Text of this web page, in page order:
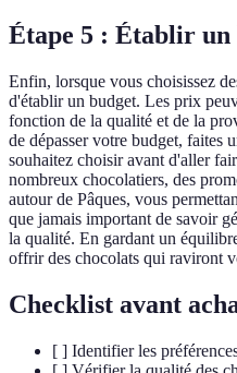
Étape 5 : Établir un
Enfin, lorsque vous choisissez
d'établir un budget. Les prix
fonction de la qualité et de la
de dépasser votre budget, faites
souhaitez choisir avant d'aller
nombreux chocolatiers, des
autour de Pâques, vous
que jamais important de savoir
la qualité. En gardant un
offrir des chocolats qui raviront
Checklist avant
[ ] Identifier les